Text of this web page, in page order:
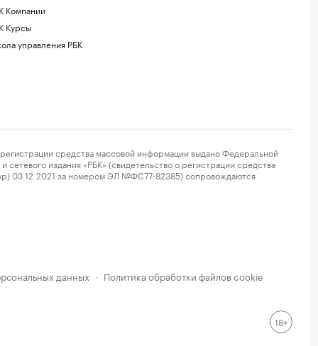
Компании
Курсы
управления РБК
средства массовой информации выдано Федеральной
издания «РБК» (свидетельство о регистрации средства
03.12.2021 за номером ЭЛ №ФС77-82385) сопровождаются
данных · Политика обработки файлов cookie
18+